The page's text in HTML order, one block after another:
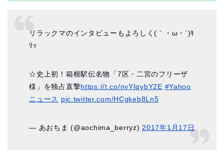
リラックマのインタビューもよろしく(｀・ω・´)ｷ
ﾘｯ
☆史上初！箱根駅伝名物「7区・二宮のフリーザ
様」を独占直撃https://t.co/nvYIqybY2E #Yahoo
ニュース pic.twitter.com/HCgkeb8Ln5
— あおちま (@aochima_berryz) 2017年1月17日